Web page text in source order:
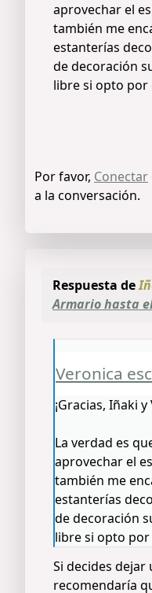
aprovechar el
también me
estanterías
de decoración
libre si opto por
Por favor, Conectar
a la conversación.
Respuesta de
Armario hasta
Veronica
¡Gracias, Iñaki y
La verdad es
aprovechar el
también me
estanterías
de decoración
libre si opto
Si decides
recomendaría